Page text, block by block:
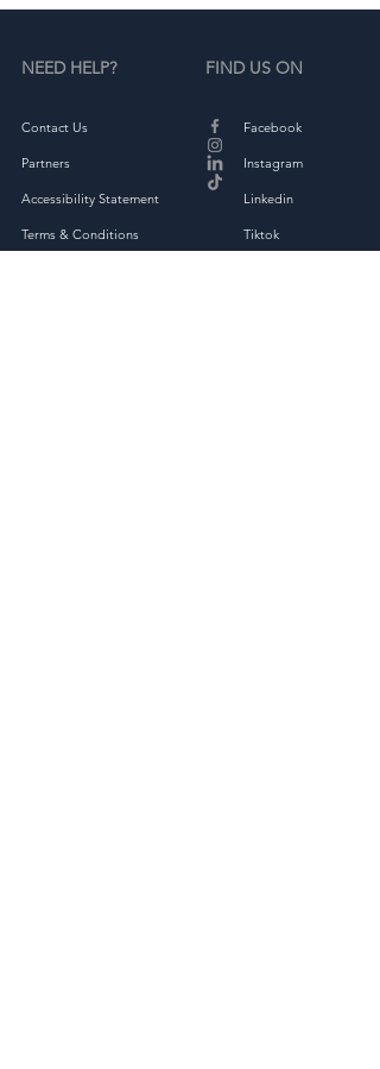
NEED HELP?
Contact Us
Partners
Accessibility Statement
Terms & Conditions
FIND US ON
Facebook
Instagram
Linkedin
Tiktok